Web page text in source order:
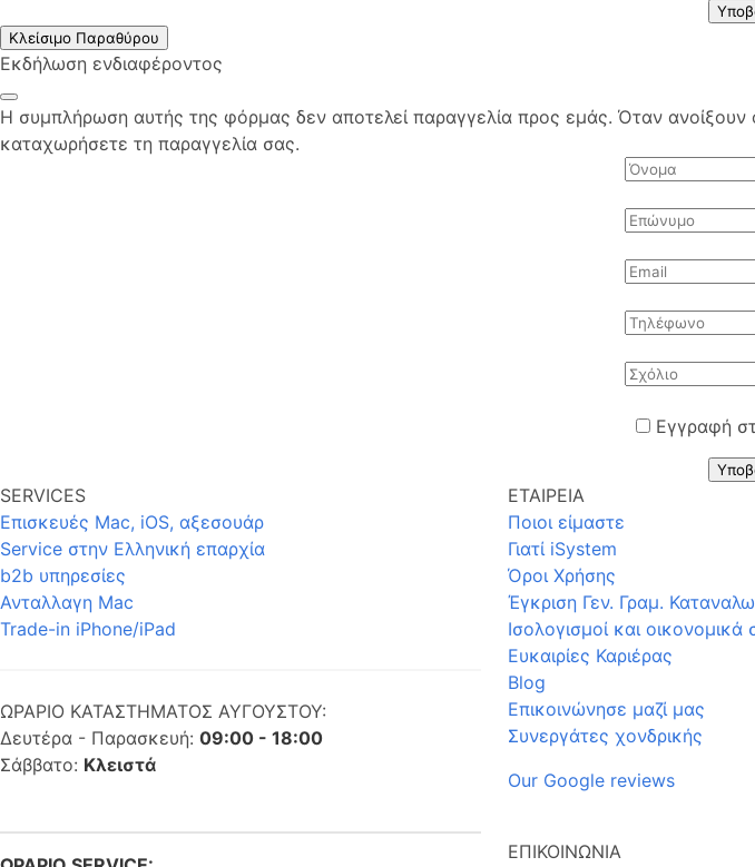
Κλείσιμο Παραθύρου
Εκδήλωση ενδιαφέροντος
Η συμπλήρωση αυτής της φόρμας δεν αποτελεί παραγγελία προς εμάς. Όταν ανοίξουν
καταχωρήσετε τη παραγγελία σας.
Εγγραφή
SERVICES
Επισκευές Mac, iOS, αξεσουάρ
Service στην Eλληνική επαρχία
b2b υπηρεσίες
Ανταλλαγη Mac
Trade-in iPhone/iPad
ΩΡΑΡΙΟ ΚΑΤΑΣΤΗΜΑΤΟΣ ΑΥΓΟΥΣΤΟΥ:
Δευτέρα - Παρασκευή: 09:00 - 18:00
Σάββατο: Κλειστά
ΕΤΑΙΡΕΙΑ
Ποιοι είμαστε
Γιατί iSystem
Όροι Χρήσης
Έγκριση Γεν. Γραμ.
Ισολογισμοί και οικονομικά
Ευκαιρίες Καριέρας
Blog
Επικοινώνησε μαζί μας
Συνεργάτες χονδρικής
Our Google reviews
ΕΠΙΚΟΙΝΩΝΙΑ